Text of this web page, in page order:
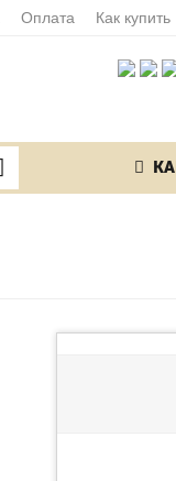
Оплата Как купить